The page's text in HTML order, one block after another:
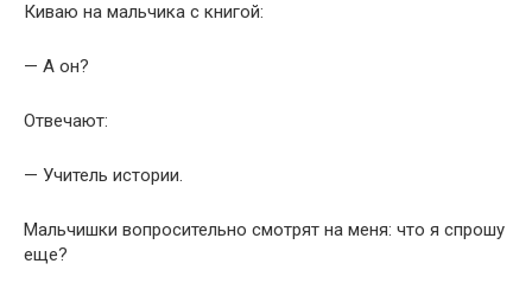
Киваю на мальчика с книгой:
— А он?
Отвечают:
— Учитель истории.
Мальчишки вопросительно смотрят на меня: что я спрошу
еще?